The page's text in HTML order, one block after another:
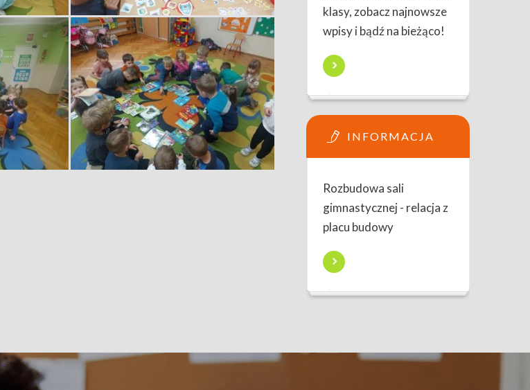
klasy, zobacz najnowsze
wpisy i bądź na bieżąco!
INFORMACJA
Rozbudowa sali
gimnastycznej - relacja z
placu budowy